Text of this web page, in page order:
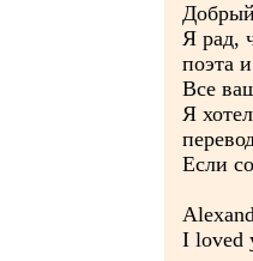
Я рад,
поэта
Все
Я
Если
I loved